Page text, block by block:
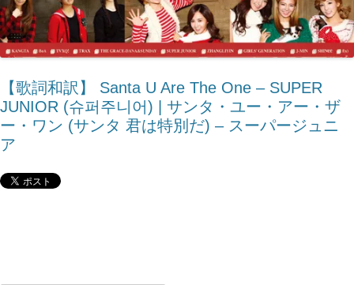
【歌詞和訳】 Santa U Are The One – SUPER
JUNIOR (슈퍼주니어) | サンタ・ユー・アー・ザ
ー・ワン (サンタ 君は特別だ) – スーパージュニ
ア